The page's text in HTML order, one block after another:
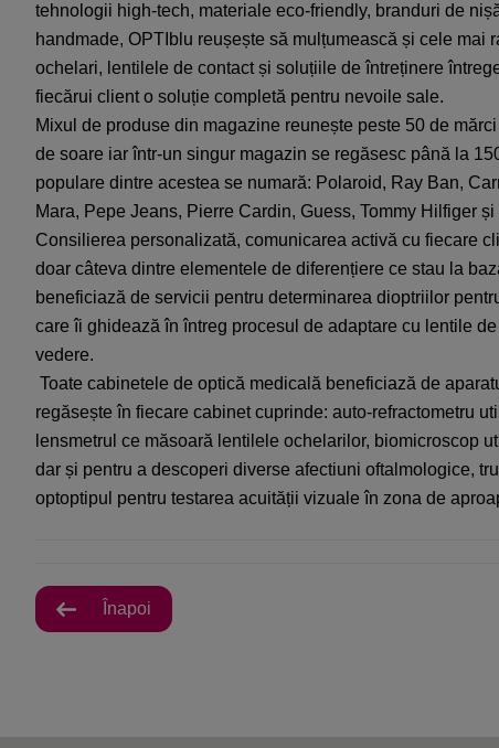
tehnologii high-tech, materiale eco-friendly, branduri de ni
handmade, OPTIblu reușește să mul țumească și cele mai
ochelari, lentile le de contactși soluțiile de întreținere î
fiecărui client o soluție completă pentru nevoile sale.
Mixul de produse din magazine reunește peste 50 de mă
de soare iar într-un singur magazin se regăsesc până la
populare dintre acestea se numară: Polaroid, Ray Ban,
Mara, Pepe Jeans, Pierre Cardin, Guess, Tommy Hilfiger și
Consilierea personalizată, comunicarea activă cu fiecare
doar câteva dintre elementele de diferențiere ce stau la
beneficiază de servicii pentru determinarea dioptriilor
care îi ghidează în întreg procesul de adaptare cu lentile
vedere.
Toate cabinetele de optică medical ă beneficiază de
regăsește în fiecare cabinet cuprinde: auto-refractometru
lensmetrul ce măsoară lentil ele ochelarilor, biomicroscop
dar și pentru a descoperi diverse afectiuni oftalmologice,
optoptipul pentru testarea acuității vizuale în zona de
Înapoi